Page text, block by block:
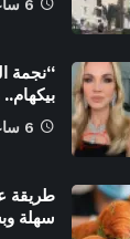
6 ساعات ago
“نجمة
6 ساعات ago
طريقة
سهلة